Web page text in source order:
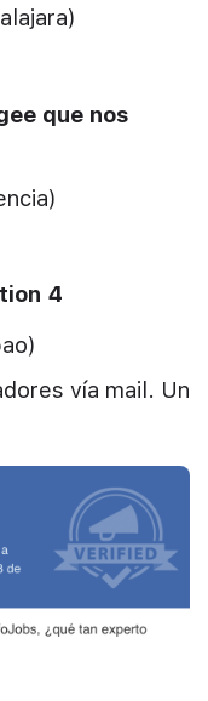
que nos
4
vía mail. Un